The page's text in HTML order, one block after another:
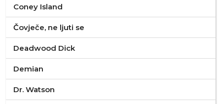
Coney Island
Čovječe, ne ljuti se
Deadwood Dick
Demian
Dr. Watson